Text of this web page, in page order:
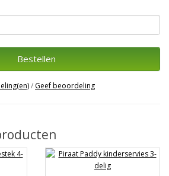
Bestellen
/ Geef beoordeling